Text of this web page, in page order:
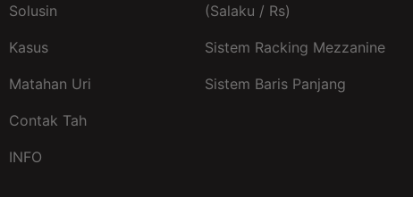
Solusin
Kasus
Matahan Uri
Contak Tah
INFO
(salaku / Rs)
Sistem Racking Mezzanine
Sistem Baris Panjang